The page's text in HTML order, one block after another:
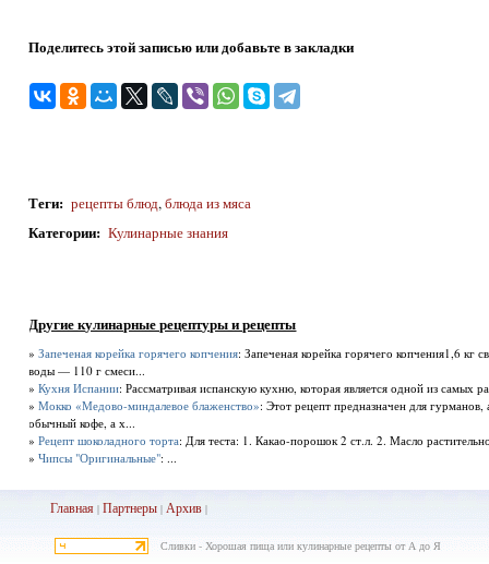
Поделитесь этой записью или добавьте в закладки
Теги: рецепты блюд,блюда из мяса
Категории: Кулинарные знания
Другие кулинарные рецептуры и рецепты
»Запеченая корейка горячего копчения: Запеченая корейка горячего копчения1,6 кг
воды — 110 г смеси...
»Кухня Испании: Рассматривая испанскую кухню, которая является одной из самых
»Мокко «Медово-миндалевое блаженство»: Этот рецепт предназначен для
обычный кофе, а х...
»Рецепт шоколадного торта: Для теста: 1. Какао-порошок 2 ст.л. 2. Масло
»Чипсы "Оригинальные": ...
Главная |Партнеры |Архив |
Сливки - Хорошая пища или кулинарные рецепты от А до Я